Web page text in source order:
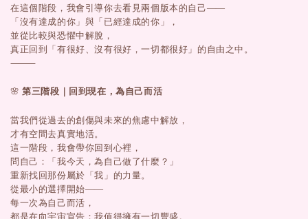
在這個階段，我會引導你去看見兩個版本的自己——
「沒有達成的你」與「已經達成的你」，
並從比較與恐懼中解脫，
真正回到「有很好、沒有很好，一切都很好」的自由之中。
⸻
🌸 第三階段｜回到現在，為自己而活
當我們從過去的創傷與未來的焦慮中解放，
才有空間去真實地活。
這一階段，我會帶你回到心裡，
問自己：「我今天，為自己做了什麼？」
重新找回那份屬於「我」的力量。
從最小的選擇開始——
每一次為自己而活，
都是在向宇宙宣告：我值得擁有一切豐盛。